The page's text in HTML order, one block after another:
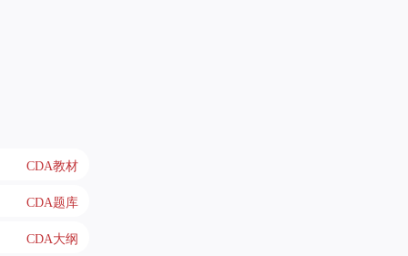
CDA教材
CDA题库
CDA大纲